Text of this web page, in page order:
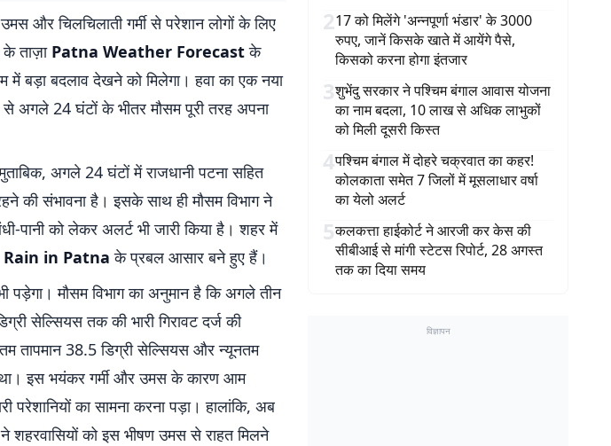
और चिलचिलाती गर्मी से परेशान लोगों के लिए
के ताज़ा Patna Weather Forecastके
बड़ा बदलाव देखने को मिलेगा। हवा का एक नया
अगले 24 घंटों के भीतर मौसम पूरी तरह अपना
मुताबिक, अगले 24 घंटों में राजधानी पटना सहित
की संभावना है। इसके साथ ही मौसम विभाग ने
पानी को लेकर अलर्ट भी जारी किया है। शहर में
Rain in Patna के प्रबल आसार बने हुए हैं।
पड़ेगा। मौसम विभाग का अनुमान है कि अगले तीन
सेल्सियस तक की भारी गिरावट दर्ज की
तापमान 38.5 डिग्री सेल्सियस और न्यूनतम
था। इस भयंकर गर्मी और उमस के कारण आम
परेशानियों का सामना करना पड़ा। हालांकि, अब
शहरवासियों को इस भीषण उमस से राहत मिलने
217 को मिलेंगे 'अन्नपूर्णा भंडार' के 3000
रुपए, जानें किसके खाते में आयेंगे पैसे,
किसको करना होगा इंतजार
3शुभेंदु सरकार ने पश्चिम बंगाल आवास योजना
का नाम बदला, 10 लाख से अधिक लाभुकों
को मिली दूसरी किस्त
4पश्चिम बंगाल में दोहरे चक्रवात का कहर!
कोलकाता समेत 7 जिलों में मूसलाधार वर्षा
का येलो अलर्ट
5कलकत्ता हाईकोर्ट ने आरजी कर केस की
सीबीआई से मांगी स्टेटस रिपोर्ट, 28 अगस्त
तक का दिया समय
विज्ञापन